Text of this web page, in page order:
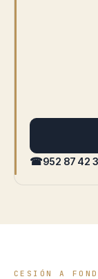
☎952 87 42
CESIÓN A